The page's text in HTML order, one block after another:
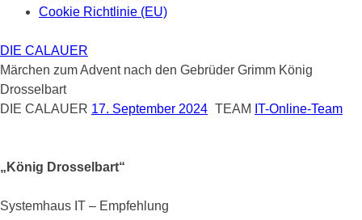
Cookie Richtlinie (EU)
DIE CALAUER
Märchen zum Advent nach den Gebrüder Grimm König
Drosselbart
DIE CALAUER 17. September 2024 TEAM IT-Online-Team
„König Drosselbart“
Systemhaus IT – Empfehlung